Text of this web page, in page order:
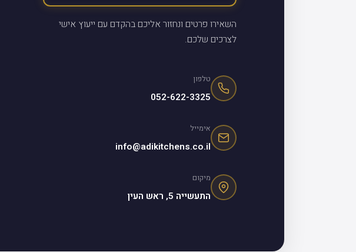
השאירו פרטים ונחזור אליכם בהקדם עם ייעוץ אישי
לצרכים שלכם.
טלפון
052-622-3325
אימייל
info@adikitchens.co.il
מיקום
התעשייה 5, ראש העין